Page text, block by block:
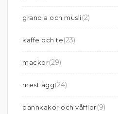
granola och musli(2)
kaffe och te(23)
mackor(29)
mest ägg(24)
pannkakor och våfflor(9)